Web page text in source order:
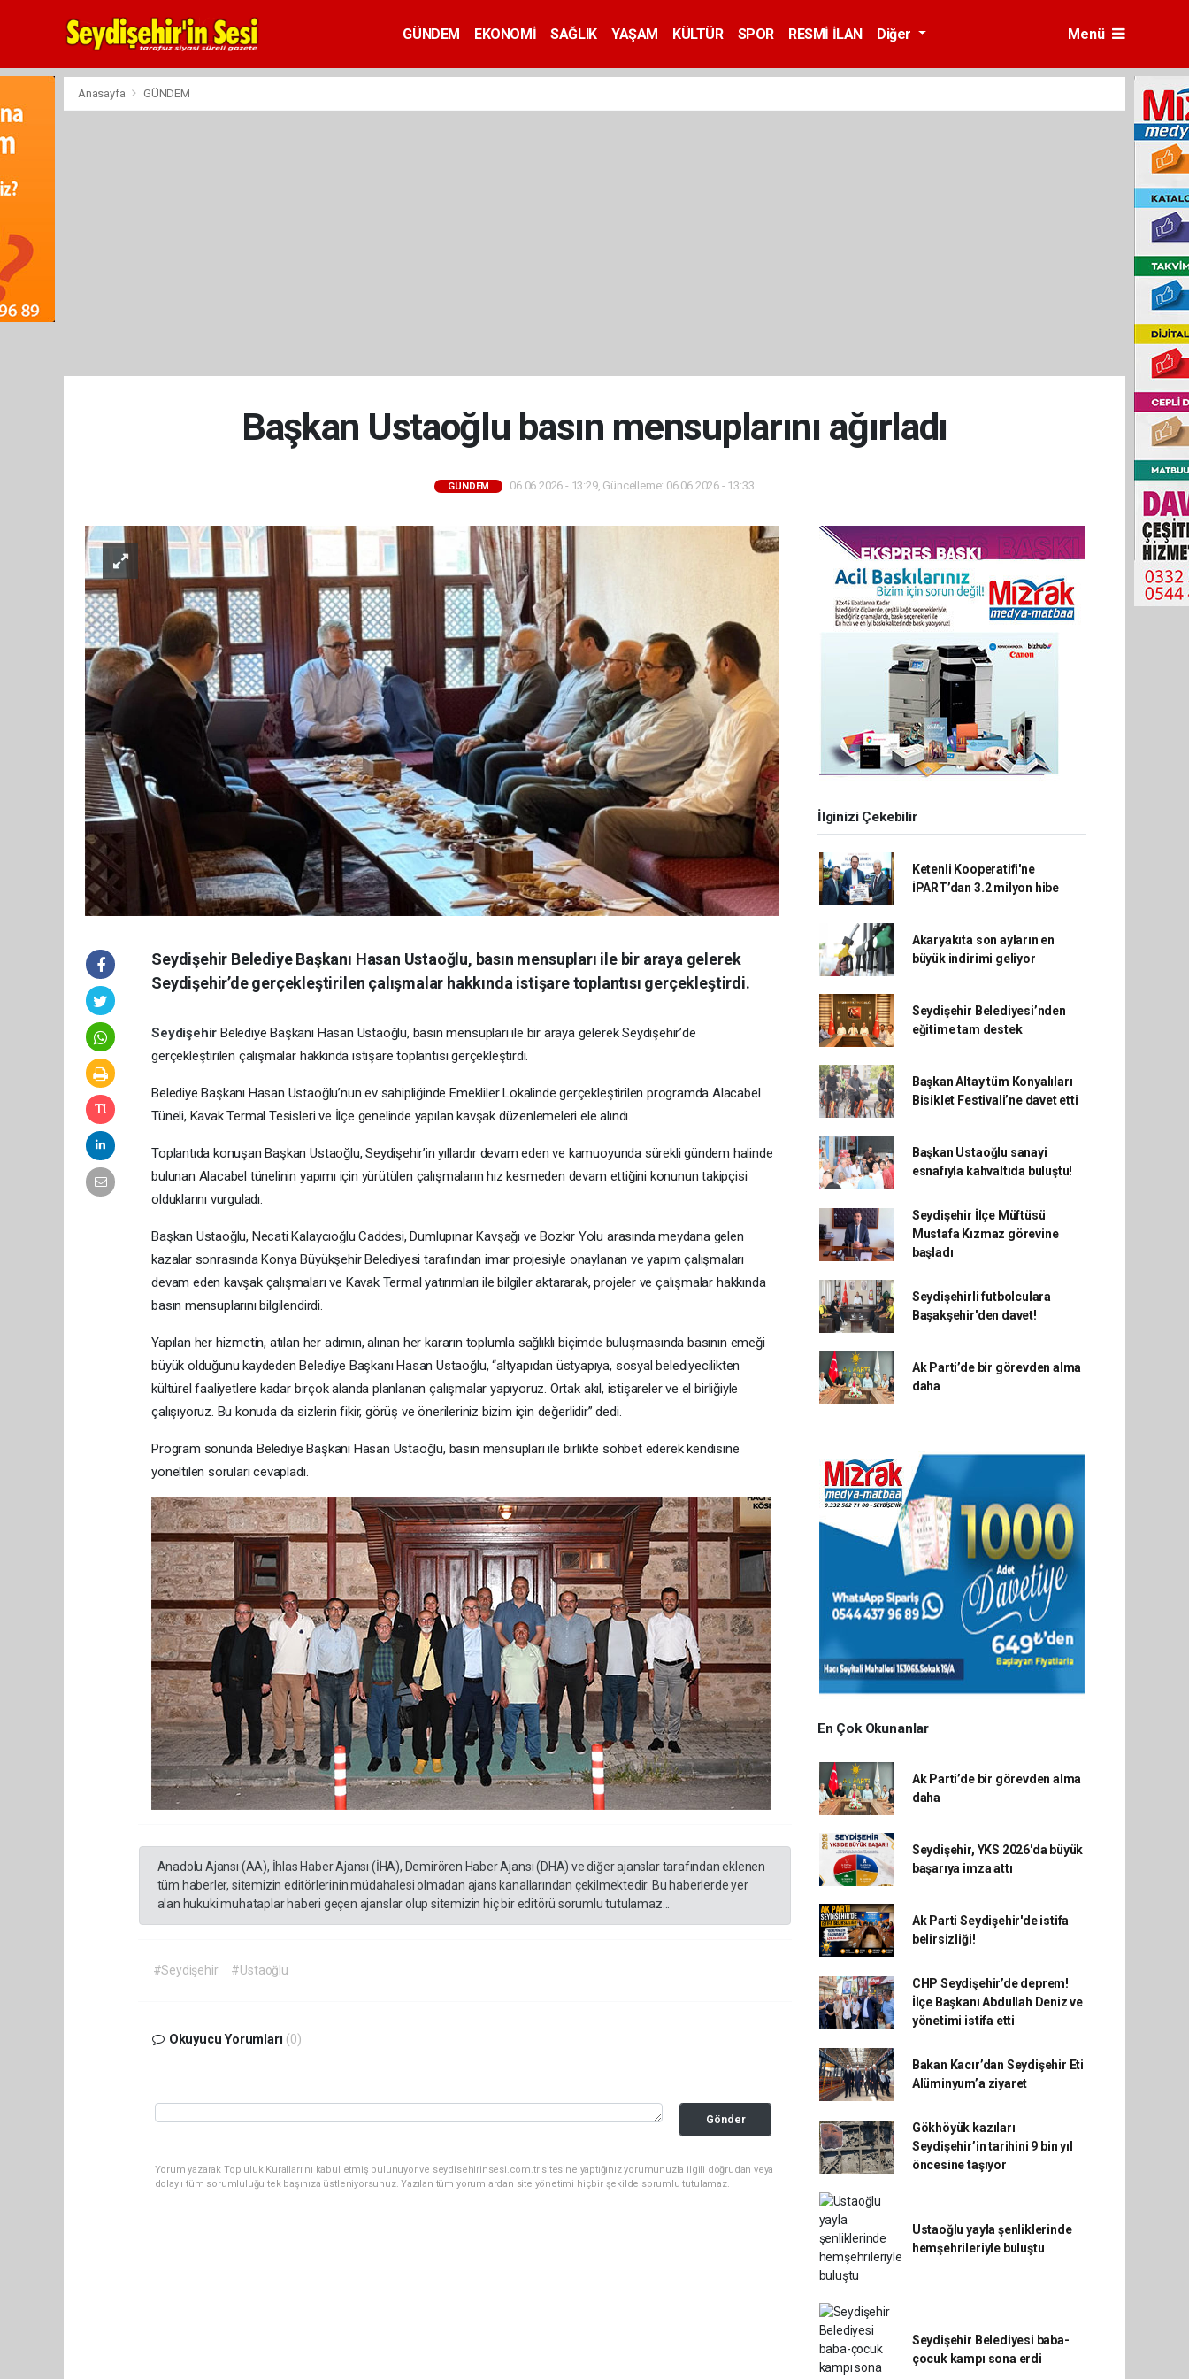
GÜNDEM EKONOMİ SAĞLIK YAŞAM KÜLTÜR SPOR RESMİ İLAN Diğer Menü
Anasayfa GÜNDEM
Başkan Ustaoğlu basın mensuplarını ağırladı
GÜNDEM 06.06.2026 - 13:29, Güncelleme: 06.06.2026 - 13:33
Seydişehir Belediye Başkanı Hasan Ustaoğlu, basın mensupları ile bir araya gelerek
Seydişehir’de gerçekleştirilen çalışmalar hakkında istişare toplantısı gerçekleştirdi.
Seydişehir Belediye Başkanı Hasan Ustaoğlu, basın mensupları ile bir araya gelerek Seydişehir’de
gerçekleştirilen çalışmalar hakkında istişare toplantısı gerçekleştirdi.
Belediye Başkanı Hasan Ustaoğlu’nun ev sahipliğinde Emekliler Lokalinde gerçekleştirilen programda Alacabel
Tüneli, Kavak Termal Tesisleri ve İlçe genelinde yapılan kavşak düzenlemeleri ele alındı.
Toplantıda konuşan Başkan Ustaoğlu, Seydişehir’in yıllardır devam eden ve kamuoyunda sürekli gündem halinde
bulunan Alacabel tünelinin yapımı için yürütülen çalışmaların hız kesmeden devam ettiğini konunun takipçisi
olduklarını vurguladı.
Başkan Ustaoğlu, Necati Kalaycıoğlu Caddesi, Dumlupınar Kavşağı ve Bozkır Yolu arasında meydana gelen
kazalar sonrasında Konya Büyükşehir Belediyesi tarafından imar projesiyle onaylanan ve yapım çalışmaları
devam eden kavşak çalışmaları ve Kavak Termal yatırımları ile bilgiler aktararak, projeler ve çalışmalar hakkında
basın mensuplarını bilgilendirdi.
Yapılan her hizmetin, atılan her adımın, alınan her kararın toplumla sağlıklı biçimde buluşmasında basının emeği
büyük olduğunu kaydeden Belediye Başkanı Hasan Ustaoğlu, “altyapıdan üstyapıya, sosyal belediyecilikten
kültürel faaliyetlere kadar birçok alanda planlanan çalışmalar yapıyoruz. Ortak akıl, istişareler ve el birliğiyle
çalışıyoruz. Bu konuda da sizlerin fikir, görüş ve önerileriniz bizim için değerlidir” dedi.
Program sonunda Belediye Başkanı Hasan Ustaoğlu, basın mensupları ile birlikte sohbet ederek kendisine
yöneltilen soruları cevapladı.
Anadolu Ajansı (AA), İhlas Haber Ajansı (İHA), Demirören Haber Ajansı (DHA) ve diğer ajanslar tarafından eklenen
tüm haberler, sitemizin editörlerinin müdahalesi olmadan ajans kanallarından çekilmektedir. Bu haberlerde yer
alan hukuki muhataplar haberi geçen ajanslar olup sitemizin hiç bir editörü sorumlu tutulamaz...
#Seydişehir #Ustaoğlu
Okuyucu Yorumları (0)
Gönder
Yorum yazarak Topluluk Kuralları’nı kabul etmiş bulunuyor ve seydisehirinsesi.com.tr sitesine yaptığınız yorumunuzla ilgili doğrudan veya
dolaylı tüm sorumluluğu tek başınıza üstleniyorsunuz. Yazılan tüm yorumlardan site yönetimi hiçbir şekilde sorumlu tutulamaz.
İlginizi Çekebilir
Ketenli Kooperatifi'ne
İPART’dan 3.2 milyon hibe
Akaryakıta son ayların en
büyük indirimi geliyor
Seydişehir Belediyesi’nden
eğitime tam destek
Başkan Altay tüm Konyalıları
Bisiklet Festivali’ne davet etti
Başkan Ustaoğlu sanayi
esnafıyla kahvaltıda buluştu!
Seydişehir İlçe Müftüsü
Mustafa Kızmaz görevine
başladı
Seydişehirli futbolculara
Başakşehir'den davet!
Ak Parti’de bir görevden alma
daha
En Çok Okunanlar
Ak Parti’de bir görevden alma
daha
Seydişehir, YKS 2026'da büyük
başarıya imza attı
Ak Parti Seydişehir'de istifa
belirsizliği!
CHP Seydişehir’de deprem!
İlçe Başkanı Abdullah Deniz ve
yönetimi istifa etti
Bakan Kacır’dan Seydişehir Eti
Alüminyum’a ziyaret
Gökhöyük kazıları
Seydişehir’in tarihini 9 bin yıl
öncesine taşıyor
Ustaoğlu yayla şenliklerinde
hemşehrileriyle buluştu
Seydişehir Belediyesi baba-
çocuk kampı sona erdi